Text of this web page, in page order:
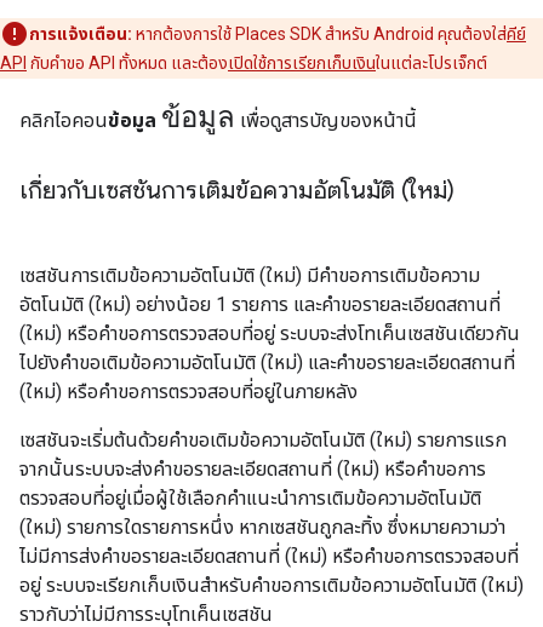
การแจ้งเตือน: หากต้องการใช้ Places SDK สำหรับ Android คุณต้องใส่คีย์
API กับคำขอ API ทั้งหมด และต้องเปิดใช้การเรียกเก็บเงินในแต่ละโปรเจ็กต์
คลิกไอคอนข้อมูล ข้อมูล เพื่อดูสารบัญของหน้านี้
เกี่ยวกับเซสชันการเติมข้อความอัตโนมัติ (ใหม่)
เซสชันการเติมข้อความอัตโนมัติ (ใหม่) มีคำขอการเติมข้อความ
อัตโนมัติ (ใหม่) อย่างน้อย 1 รายการ และคำขอรายละเอียดสถานที่
(ใหม่) หรือคำขอการตรวจสอบที่อยู่ ระบบจะส่งโทเค็นเซสชันเดียวกัน
ไปยังคำขอเติมข้อความอัตโนมัติ (ใหม่) และคำขอรายละเอียดสถานที่
(ใหม่) หรือคำขอการตรวจสอบที่อยู่ในภายหลัง
เซสชันจะเริ่มต้นด้วยคำขอเติมข้อความอัตโนมัติ (ใหม่) รายการแรก
จากนั้นระบบจะส่งคำขอรายละเอียดสถานที่ (ใหม่) หรือคำขอการ
ตรวจสอบที่อยู่เมื่อผู้ใช้เลือกคำแนะนำการเติมข้อความอัตโนมัติ
(ใหม่) รายการใดรายการหนึ่ง หากเซสชันถูกละทิ้ง ซึ่งหมายความว่า
ไม่มีการส่งคำขอรายละเอียดสถานที่ (ใหม่) หรือคำขอการตรวจสอบที่
อยู่ ระบบจะเรียกเก็บเงินสำหรับคำขอการเติมข้อความอัตโนมัติ (ใหม่)
ราวกับว่าไม่มีการระบุโทเค็นเซสชัน